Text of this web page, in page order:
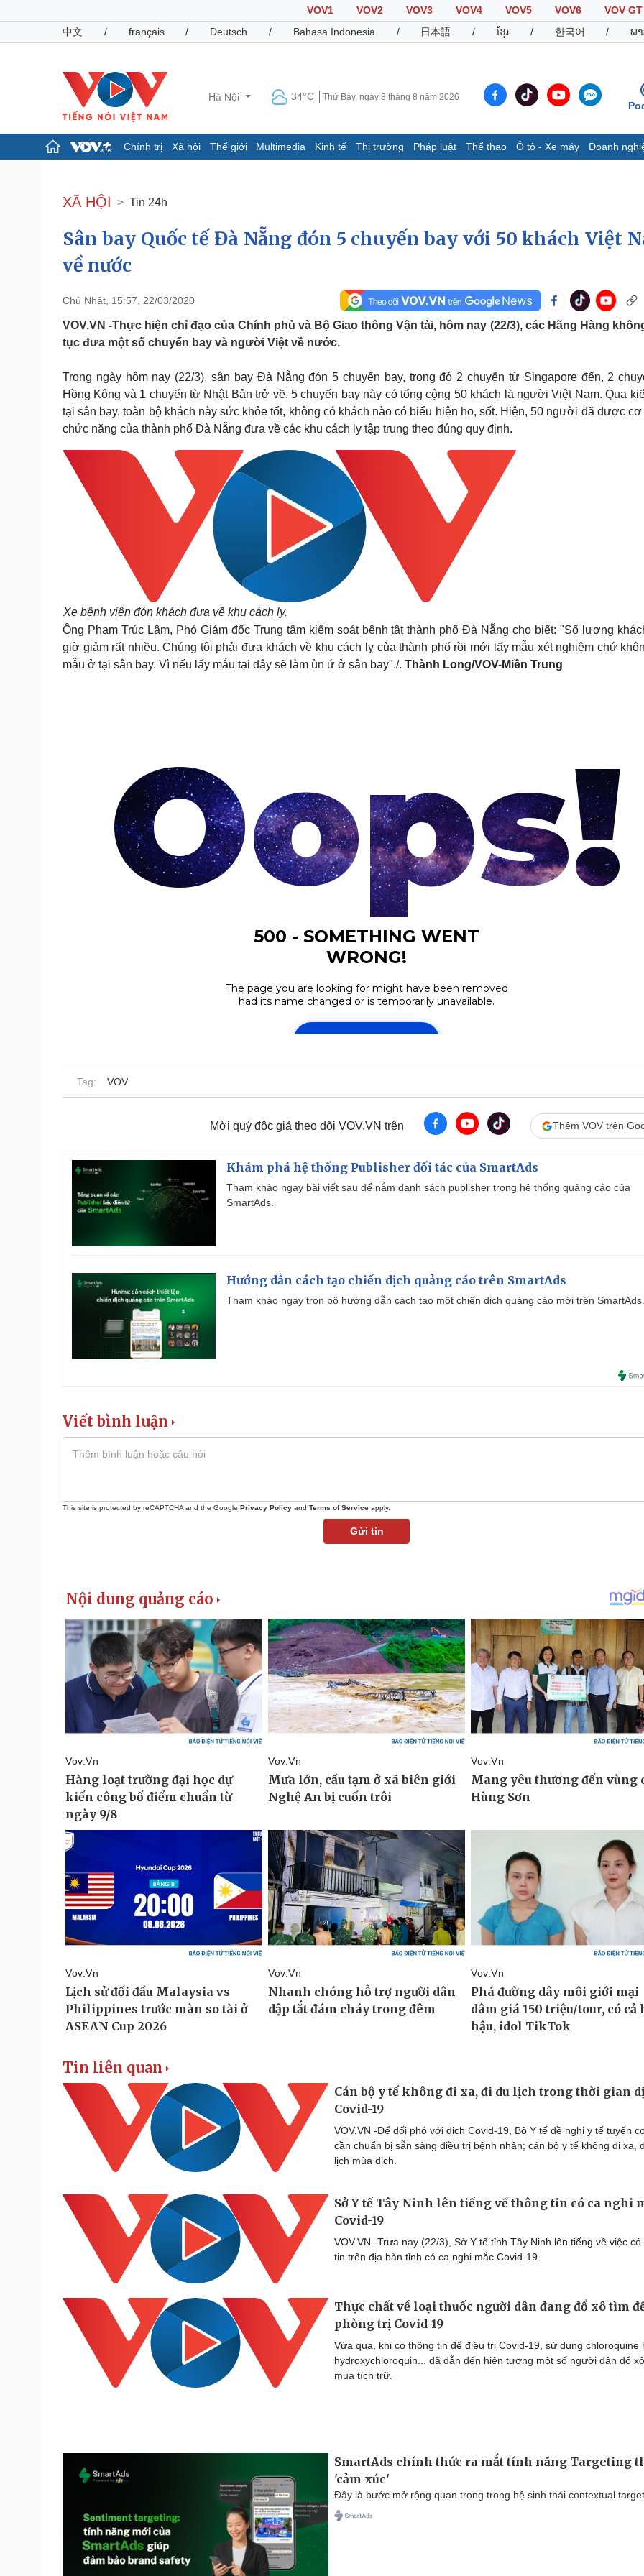
VOV1 VOV2 VOV3 VOV4 VOV5 VOV6
VOV GT
中文
/ français / Deutsch / Bahasa Indonesia / 日本語 / ខ្មែរ / 한국어 / ພ
Hà Nội 34°C Thứ Bảy, ngày 8 tháng 8 năm 2026
Chính trị Xã hội Thế giới Multimedia Kinh tế Thị trường Pháp luật Thể thao Ô tô - Xe máy Doanh
Đảng
Tổ chức nhân sự
Nhận diện sự thật
Dấu ấn VOV
Infographic
Pháp luật
Tin nóng
Tư vấn luật
Việt Nam
Phân tích
Thể thao
Bóng đá
Lịch thi đấu bóng đá
Hậu trường
Ô tô - Xe máy
Ô tô
Xe máy
Sức khỏe
Dinh dưỡng - món ngon
Cây thuốc
Sản phụ khoa
Nhi khoa
Nam khoa
Làm đẹp - giảm cân
Phòng mạch online
Ăn sạch sống khỏe
Đời sống
Nhà đẹp
Blog
Tình yêu - Gia đình
Văn hóa
Sân khấu - Điện ảnh
Văn học
Âm nhạc
Giải trí
Nghệ sĩ
Thời trang
Sao Việt
XÃ HỘI Tin 24h
Sân bay Quốc tế Đà Nẵng đón 5 chuyến bay với 50 khách Việt
về nước
Chủ Nhật, 15:57, 22/03/2020
VOV.VN -Thực hiện chỉ đạo của Chính phủ và Bộ Giao thông Vận tải, hôm nay (22/3), các Hãng Hàng
tục đưa một số chuyến bay và người Việt về nước.
Trong ngày hôm nay (22/3), sân bay Đà Nẵng đón 5 chuyến bay, trong đó 2 chuyến từ Singapore đến, 2
Hồng Kông và 1 chuyến từ Nhật Bản trở về. 5 chuyến bay này có tổng cộng 50 khách là người Việt Nam. Qua
tại sân bay, toàn bộ khách này sức khỏe tốt, không có khách nào có biểu hiện ho, sốt. Hiện, 50 người đã được cơ
chức năng của thành phố Đà Nẵng đưa về các khu cách ly tập trung theo đúng quy định.
Xe bệnh viện đón khách đưa về khu cách ly.
Ông Phạm Trúc Lâm, Phó Giám đốc Trung tâm kiểm soát bệnh tật thành phố Đà Nẵng cho biết: "Số lượng
giờ giảm rất nhiều. Chúng tôi phải đưa khách về khu cách ly của thành phố rồi mới lấy mẫu xét nghiệm chứ
mẫu ở tại sân bay. Vì nếu lấy mẫu tại đây sẽ làm ùn ứ ở sân bay"./. Thành Long/VOV-Miền Trung
Tag: VOV
Mời quý độc giả theo dõi VOV.VN trên Thêm VOV trên
Khám phá hệ thống Publisher đối tác của SmartAds
Tham khảo ngay bài viết sau để nắm danh sách publisher trong hệ thống quảng cáo của
SmartAds.
Hướng dẫn cách tạo chiến dịch quảng cáo trên SmartAds
Tham khảo ngay trọn bộ hướng dẫn cách tạo một chiến dịch quảng cáo mới trên SmartAds.
Viết bình luận
This site is protected by reCAPTCHA and the Google Privacy Policy and Terms of Service apply.
Gửi tin
Tin liên quan
Cán bộ y tế không đi xa, đi du lịch trong thời gian
Covid-19
VOV.VN -Để đối phó với dịch Covid-19, Bộ Y tế đề nghị y tế tuyến
cần chuẩn bị sẵn sàng điều trị bệnh nhân; cán bộ y tế không đi xa,
lịch mùa dịch.
Sở Y tế Tây Ninh lên tiếng về thông tin có ca nghi
Covid-19
VOV.VN -Trưa nay (22/3), Sở Y tế tỉnh Tây Ninh lên tiếng về việc có
tin trên địa bàn tỉnh có ca nghi mắc Covid-19.
Thực chất về loại thuốc người dân đang đổ xô tìm
phòng trị Covid-19
Vừa qua, khi có thông tin để điều trị Covid-19, sử dụng chloroquine
hydroxychloroquin... đã dẫn đến hiện tượng một số người dân đổ
mua tích trữ.
SmartAds chính thức ra mắt tính năng Targeting
'cảm xúc'
Đây là bước mở rộng quan trọng trong hệ sinh thái contextual